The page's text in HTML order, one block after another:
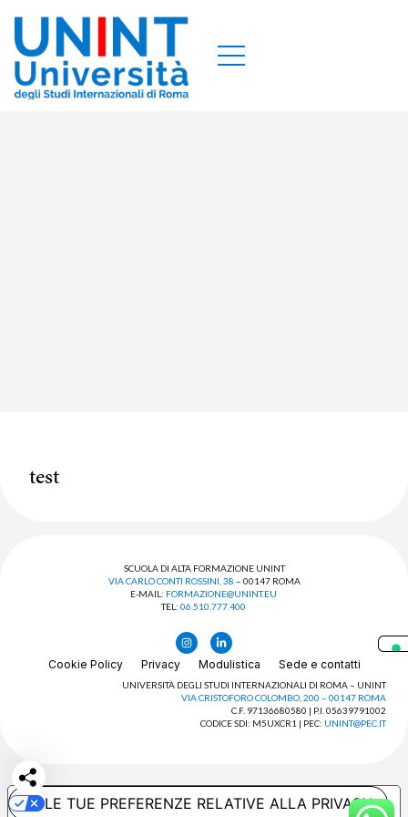
test
SCUOLA DI ALTA FORMAZIONE UNINT
VIA CARLO CONTI ROSSINI, 38 – 00147 ROMA
E-MAIL: FORMAZIONE@UNINT.EU
TEL: 06.510.777.400
Cookie Policy Privacy Modulistica Sede e contatti
UNIVERSITÀ DEGLI STUDI INTERNAZIONALI DI ROMA – UNINT
VIA CRISTOFORO COLOMBO, 200 – 00147 ROMA
C.F. 97136680580 | P.I. 05639791002
CODICE SDI: M5UXCR1 | PEC: UNINT@PEC.IT
LE TUE PREFERENZE RELATIVE ALLA PRIVACY